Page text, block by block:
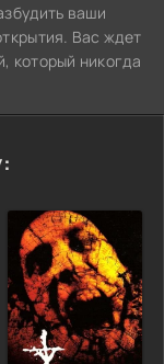
ваши
Вас ждет
который никогда